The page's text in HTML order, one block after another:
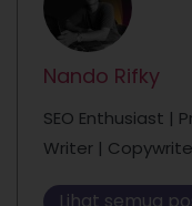
Nando Rifky
SEO Enthusiast |
Writer |